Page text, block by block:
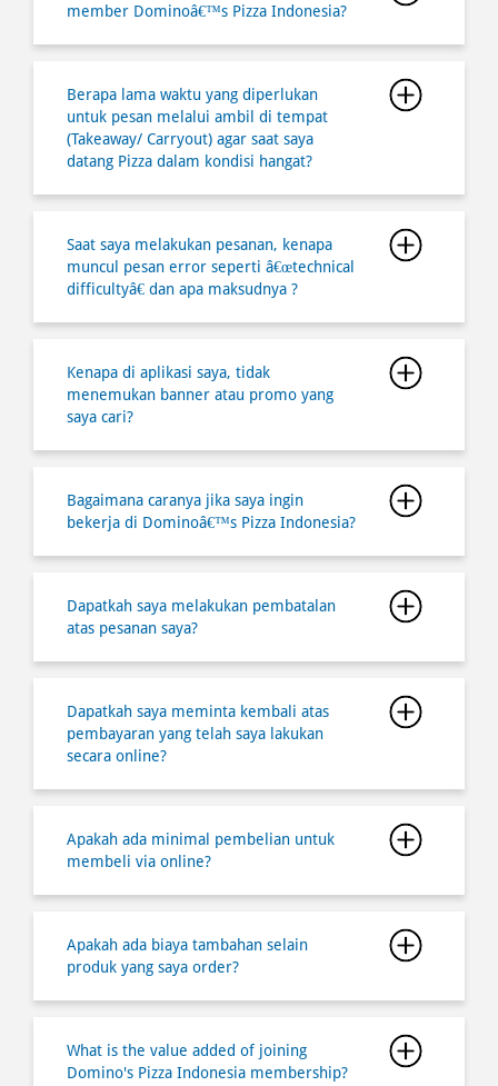
member Dominoâ€™s Pizza Indonesia?
Berapa lama waktu yang diperlukan
untuk pesan melalui ambil di tempat
(Takeaway/ Carryout) agar saat saya
datang Pizza dalam kondisi hangat?
Saat saya melakukan pesanan, kenapa
muncul pesan error seperti â€œtechnical
difficultyâ€ dan apa maksudnya ?
Kenapa di aplikasi saya, tidak
menemukan banner atau promo yang
saya cari?
Bagaimana caranya jika saya ingin
bekerja di Dominoâ€™s Pizza Indonesia?
Dapatkah saya melakukan pembatalan
atas pesanan saya?
Dapatkah saya meminta kembali atas
pembayaran yang telah saya lakukan
secara online?
Apakah ada minimal pembelian untuk
membeli via online?
Apakah ada biaya tambahan selain
produk yang saya order?
What is the value added of joining
Domino's Pizza Indonesia membership?